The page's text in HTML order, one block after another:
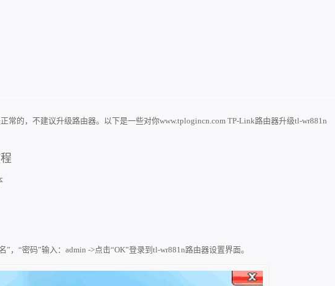
常的，不建议升级路由器。以下是一些对你www.tplogincn.com TP-Link路由器升级tl-wr881n
”，“密码”输入：admin ->点击“OK”登录到tl-wr881n路由器设置界面。